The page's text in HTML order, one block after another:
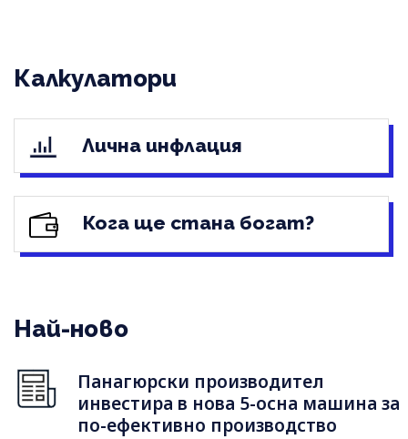
Калкулатори
Лична инфлация
Кога ще стана богат?
Най-ново
Панагюрски производител
инвестира в нова 5-осна машина за
по-ефективно производство